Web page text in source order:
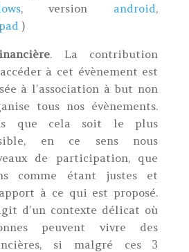
, version android,
)
. La contribution
à cet évènement est
à l’association à but non
tous nos évènements.
que cela soit le plus
en ce sens nous
de participation, que
comme étant justes et
à ce qui est proposé.
d’un contexte délicat où
peuvent vivre des
si malgré ces 3